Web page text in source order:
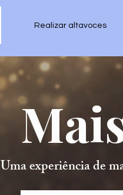
Realizar altavoces
Uma experiência de